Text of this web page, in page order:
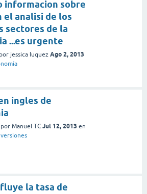
informacion sobre
el analisi de los
sectores de la
...es urgente
por jessica luquez Ago 2, 2013
ingles de
por Manuel TC Jul 12, 2013 en
la tasa de